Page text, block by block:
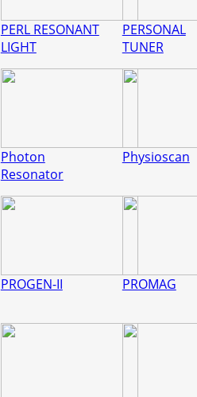
PERL RESONANT
LIGHT
PERSONAL
TUNER
Photon
Resonator
Physioscan
PROGEN-II PROMAG